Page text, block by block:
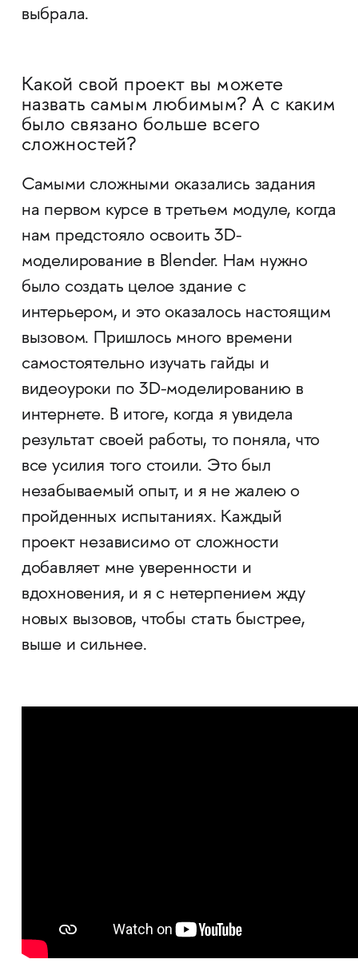
выбрала.
Какой свой проект вы можете
назвать самым любимым? А с каким
было связано больше всего
сложностей?
Самыми сложными оказались задания
на первом курсе в третьем модуле, когда
нам предстояло освоить 3D-
моделирование в Blender. Нам нужно
было создать целое здание с
интерьером, и это оказалось настоящим
вызовом. Пришлось много времени
самостоятельно изучать гайды и
видеоуроки по 3D-моделированию в
интернете. В итоге, когда я увидела
результат своей работы, то поняла, что
все усилия того стоили. Это был
незабываемый опыт, и я не жалею о
пройденных испытаниях. Каждый
проект независимо от сложности
добавляет мне уверенности и
вдохновения, и я с нетерпением жду
новых вызовов, чтобы стать быстрее,
выше и сильнее.